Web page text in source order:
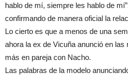
hablo de mí, siempre les hablo de
confirmando de manera oficial la
Lo cierto es que a menos de una
ahora la ex de Vicuña anunció en
más en pareja con Nacho.
Las palabras de la modelo